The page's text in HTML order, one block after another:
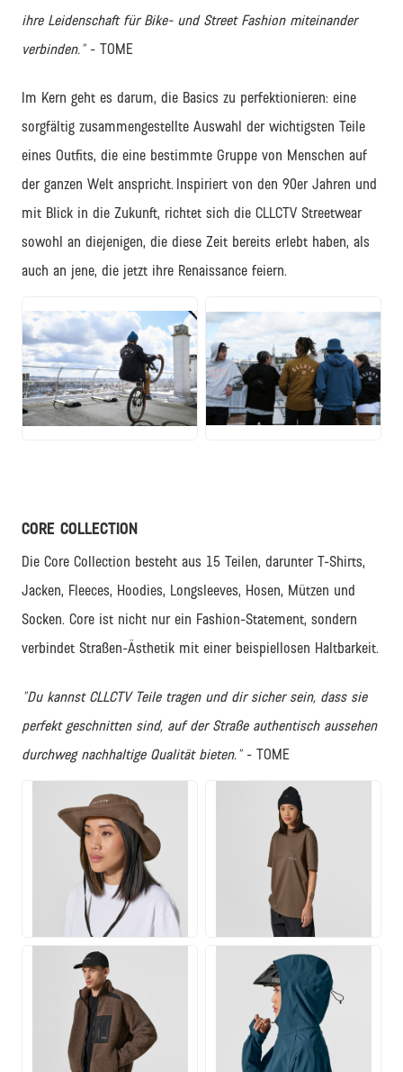
ihre Leidenschaft für Bike- und Street Fashion miteinander
verbinden." - TOME
Im Kern geht es darum, die Basics zu perfektionieren: eine
sorgfältig zusammengestellte Auswahl der wichtigsten Teile
eines Outfits, die eine bestimmte Gruppe von Menschen auf
der ganzen Welt anspricht. Inspiriert von den 90er Jahren und
mit Blick in die Zukunft, richtet sich die CLLCTV Streetwear
sowohl an diejenigen, die diese Zeit bereits erlebt haben, als
auch an jene, die jetzt ihre Renaissance feiern.
JPG
CORE COLLECTION
Die Core Collection besteht aus 15 Teilen, darunter T-Shirts,
Jacken, Fleeces, Hoodies, Longsleeves, Hosen, Mützen und
Socken. Core ist nicht nur ein Fashion-Statement, sondern
verbindet Straßen-Ästhetik mit einer beispiellosen Haltbarkeit.
"Du kannst CLLCTV Teile tragen und dir sicher sein, dass sie
perfekt geschnitten sind, auf der Straße authentisch aussehen
durchweg nachhaltige Qualität bieten."- TOME